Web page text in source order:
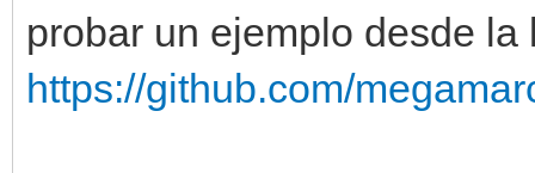
probar un ejemplo desde
https://github.com/